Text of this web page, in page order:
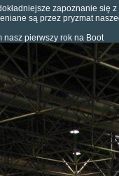
zapoznanie się
są przez pryzmat
nasz pierwszy rok na Boot